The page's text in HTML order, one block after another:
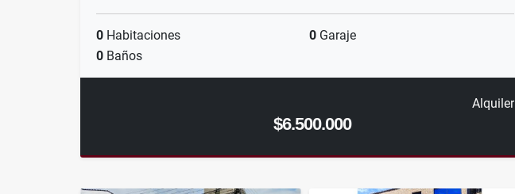
0 Habitaciones 0 Garaje
0 Baños
Alquiler
$6.500.000